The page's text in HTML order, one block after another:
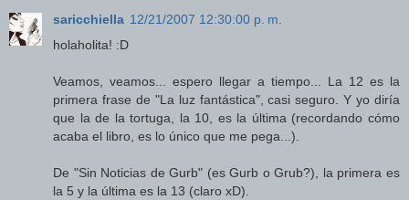
saricchiella 12/21/2007 12:30:00 p. m.
holaholita! :D
Veamos, veamos... espero llegar a tiempo... La 12 es la
primera frase de "La luz fantástica", casi seguro. Y yo diría
que la de la tortuga, la 10, es la última (recordando cómo
acaba el libro, es lo único que me pega...).
De "Sin Noticias de Gurb" (es Gurb o Grub?), la primera es
la 5 y la última es la 13 (claro xD).